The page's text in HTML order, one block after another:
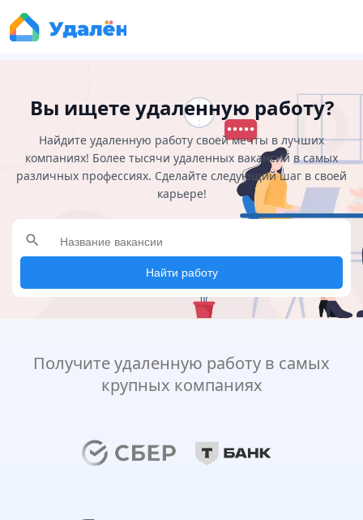
Вы ищете удаленную работу?
Найдите удаленную работу своей мечты в лучших
компаниях! Более тысячи удаленных вакансий в самых
различных профессиях. Сделайте следующий шаг в своей
карьере!
search
Найти работу
Получите удаленную работу в самых
крупных компаниях